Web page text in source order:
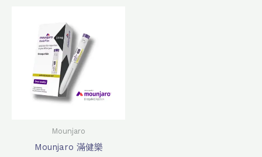
Mounjaro
Mounjaro 滿健樂